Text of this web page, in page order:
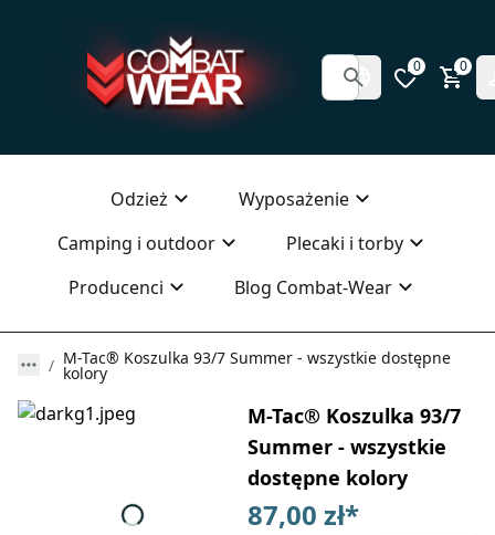
0 0
Odzież
Wyposażenie
Camping i outdoor
Plecaki i torby
Producenci
Blog Combat-Wear
M-Tac® Koszulka 93/7 Summer - wszystkie dostępne
kolory
M-Tac® Koszulka 93/7
Summer - wszystkie
dostępne kolory
87,00 zł*